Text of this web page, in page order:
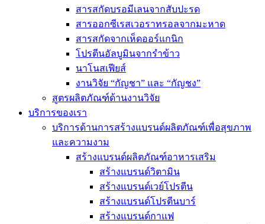
สารสกัดบรอมีเลนจากสับปะรด
สารออกซีเรสเวอราทรอลจากมะหาด
สารสกัดจากเห็ดออร์แกนิก
โปรตีนอัลบูมินจากรำข้าว
นาโนสเฟียส์
งานวิจัย “กัญชา” และ “กัญชง”
สูตรผลิตภัณฑ์ด้านงานวิจัย
บริการของเรา
บริการด้านการสร้างแบรนด์ผลิตภัณฑ์เพื่อสุขภาพ
และความงาม
สร้างแบรนด์ผลิตภัณฑ์อาหารเสริม
สร้างแบรนด์วิตามิน
สร้างแบรนด์เวย์โปรตีน
สร้างแบรนด์โปรตีนบาร์
สร้างแบรนด์กาแฟ